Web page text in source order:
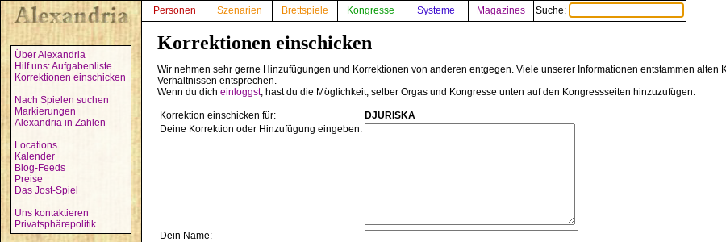
Über Alexandria
Hilf uns: Aufgabenliste
Korrektionen einschicken
Nach Spielen suchen
Markierungen
Alexandria in Zahlen
Locations
Kalender
Blog-Feeds
Preise
Das Jost-Spiel
Uns kontaktieren
Privatsphärepolitik
Personen Szenarien Brettspiele Kongresse Systeme Magazines Suche:
Korrektionen einschicken
Wir nehmen sehr gerne Hinzufügungen und Korrektionen von anderen entgegen. Viele unserer Informationen entstammen
Verhältnissen entsprechen.
Wenn du dich einloggst, hast du die Möglichkeit, selber Orgas und Kongresse unten auf den Kongressseiten hinzuzufügen.
Korrektion einschicken für:
DJURISKA
Deine Korrektion oder Hinzufügung eingeben:
Dein Name: